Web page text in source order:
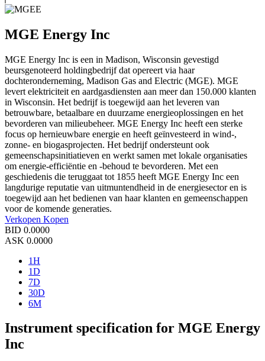
MGE Energy Inc
MGE Energy Inc is een in Madison, Wisconsin gevestigd
beursgenoteerd holdingbedrijf dat opereert via haar
dochteronderneming, Madison Gas and Electric (MGE). MGE
levert elektriciteit en aardgasdiensten aan meer dan 150.000 klanten
in Wisconsin. Het bedrijf is toegewijd aan het leveren van
betrouwbare, betaalbare en duurzame energieoplossingen en het
bevorderen van milieubeheer. MGE Energy Inc heeft een sterke
focus op hernieuwbare energie en heeft geïnvesteerd in wind-,
zonne- en biogasprojecten. Het bedrijf ondersteunt ook
gemeenschapsinitiatieven en werkt samen met lokale organisaties
om energie-efficiëntie en -behoud te bevorderen. Met een
geschiedenis die teruggaat tot 1855 heeft MGE Energy Inc een
langdurige reputatie van uitmuntendheid in de energiesector en is
toegewijd aan het bedienen van haar klanten en gemeenschappen
voor de komende generaties.
Verkopen Kopen
BID 0.0000
ASK 0.0000
1H
1D
7D
30D
6M
Instrument specification for MGE Energy
Inc